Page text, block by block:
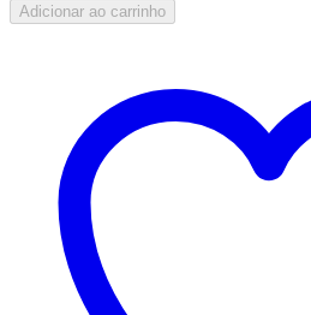
Adicionar ao carrinho